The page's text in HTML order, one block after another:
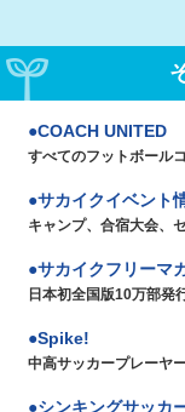
COACH UNITED
すべてのフットボール
サカイクイベント
キャンプ、合宿大会、
サカイクフリーマ
日本初全国版10万部発
Spike!
中高サッカープレーヤ
シンキングサッカ